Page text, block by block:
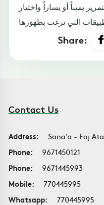
يميناً أو يساراً واختيار
Share:
Contact Us
Address:
Sana'a - Faj
Phone:
9671450121
Phone:
9671445993
Mobile:
770445995
Whatsapp:
770445995